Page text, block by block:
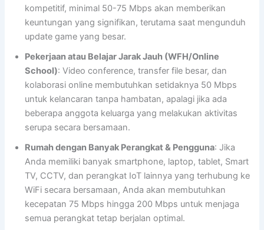
kompetitif, minimal 50-75 Mbps akan memberikan
keuntungan yang signifikan, terutama saat mengunduh
update game yang besar.
Pekerjaan atau Belajar Jarak Jauh (WFH/Online
School): Video conference, transfer file besar, dan
kolaborasi online membutuhkan setidaknya 50 Mbps
untuk kelancaran tanpa hambatan, apalagi jika ada
beberapa anggota keluarga yang melakukan aktivitas
serupa secara bersamaan.
Rumah dengan Banyak Perangkat & Pengguna: Jika
Anda memiliki banyak smartphone, laptop, tablet, Smart
TV, CCTV, dan perangkat IoT lainnya yang terhubung ke
WiFi secara bersamaan, Anda akan membutuhkan
kecepatan 75 Mbps hingga 200 Mbps untuk menjaga
semua perangkat tetap berjalan optimal.